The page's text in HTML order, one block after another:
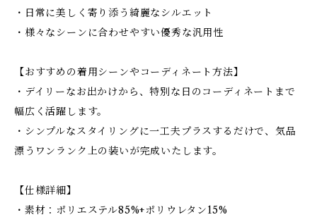
・日常に美しく寄り添う綺麗なシルエット
・様々なシーンに合わせやすい優秀な汎用性
【おすすめの着用シーンやコーディネート方法】
・デイリーなお出かけから、特別な日のコーディネートまで
幅広く活躍します。
・シンプルなスタイリングに一工夫プラスするだけで、気品
漂うワンランク上の装いが完成いたします。
【仕様詳細】
・素材：ポリエステル85%+ポリウレタン15%